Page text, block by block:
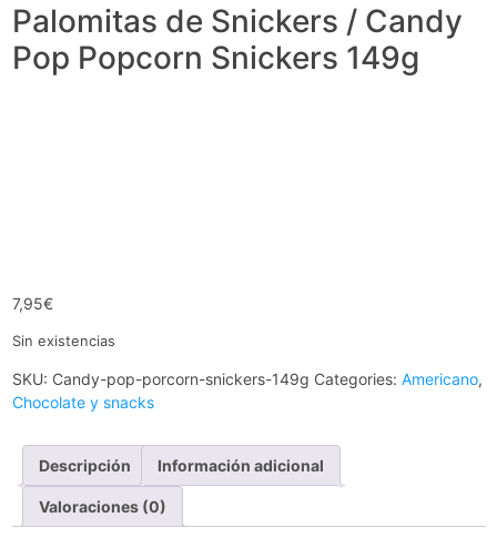
Palomitas de Snickers / Candy
Pop Popcorn Snickers 149g
7,95€
Sin existencias
SKU: Candy-pop-porcorn-snickers-149g Categories: Americano,
Chocolate y snacks
Descripción Información adicional
Valoraciones (0)